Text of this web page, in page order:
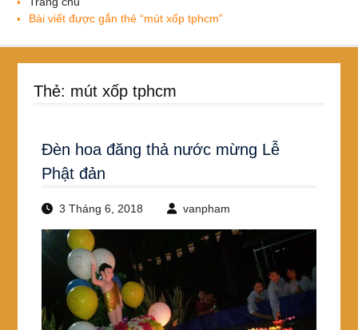
Bài viết được gắn thẻ “mút xốp tphcm”
Thẻ: mút xốp tphcm
Đèn hoa đăng thả nước mừng Lễ
Phật đản
3 Tháng 6, 2018 vanpham